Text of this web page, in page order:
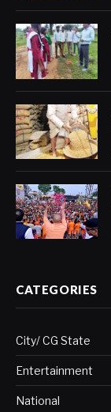
CATEGORIES
City/ CG State
Entertainment
National